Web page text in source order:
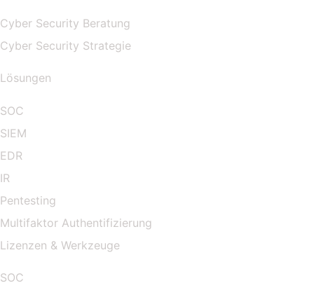
Cyber Security Beratung
Cyber Security Strategie
Lösungen
SOC
SIEM
EDR
IR
Pentesting
Multifaktor Authentifizierung
Lizenzen & Werkzeuge
SOC